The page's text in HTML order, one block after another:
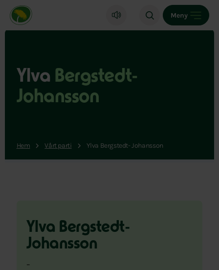
Miljöpartiet de gröna, startsida
Meny
Ylva Bergstedt-
Johansson
Hem Vårt parti Ylva Bergstedt- Johansson
Ylva Bergstedt-
Johansson
–